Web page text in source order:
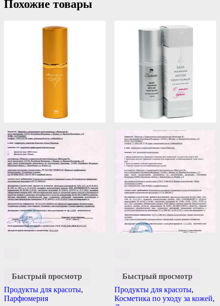
Похожие товары
Быстрый просмотр
Продукты для красоты,
Парфюмерия
Быстрый просмотр
Продукты для красоты,
Косметика по уходу за кожей,